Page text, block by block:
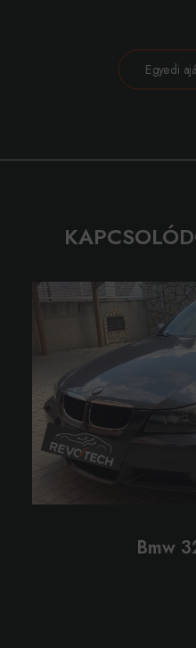
Egyedi
Bmw